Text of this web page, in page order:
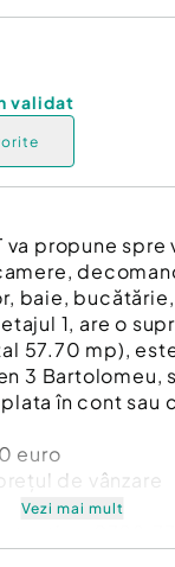
validat
va propune spre
baie,
1, are o
57.70 mp),
3 Bartolomeu,
în cont sau
euro
de vânzare
Vezi mai mult